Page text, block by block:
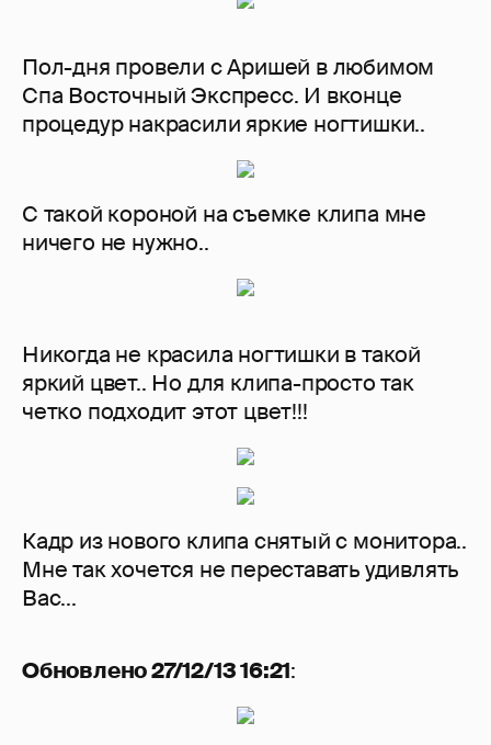
Пол-дня провели с Аришей в любимом
Спа Восточный Экспресс. И вконце
процедур накрасили яркие ногтишки..
С такой короной на съемке клипа мне
ничего не нужно..
Никогда не красила ногтишки в такой
яркий цвет.. Но для клипа-просто так
четко подходит этот цвет!!!
Кадр из нового клипа снятый с монитора..
Мне так хочется не переставать удивлять
Вас...
Обновлено 27/12/13 16:21: